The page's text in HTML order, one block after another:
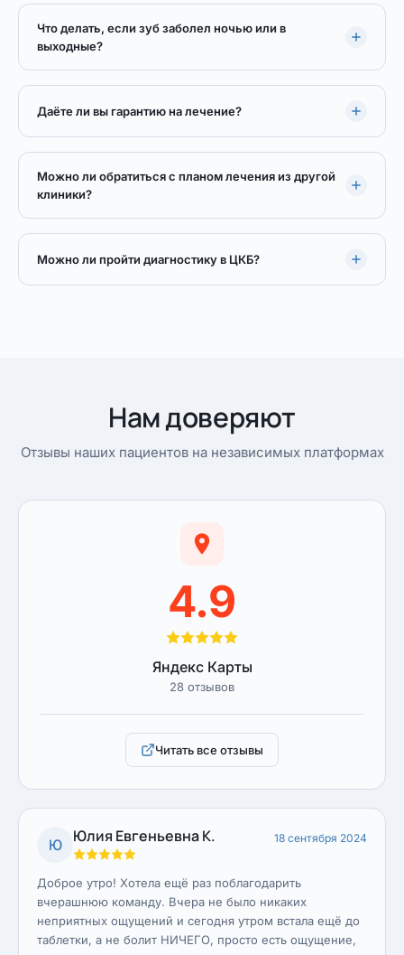
Что делать, если зуб заболел ночью или в
выходные?
Даёте ли вы гарантию на лечение?
Можно ли обратиться с планом лечения из другой
клиники?
Можно ли пройти диагностику в ЦКБ?
Нам доверяют
Отзывы наших пациентов на независимых платформах
4.9
Яндекс Карты
28 отзывов
Читать все отзывы
Ю Юлия Евгеньевна К. 18 сентября 2024
Доброе утро! Хотела ещё раз поблагодарить
вчерашнюю команду. Вчера не было никаких
неприятных ощущений и сегодня утром встала ещё до
таблетки, а не болит НИЧЕГО, просто есть ощущение,